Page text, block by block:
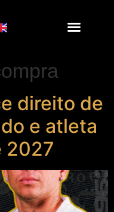
direito de
e atleta
2027